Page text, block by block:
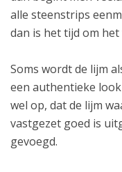
alle steenstrips
dan is het tijd om
Soms wordt de lijm
een authentieke
wel op, dat de lijm
vastgezet goed is
gevoegd.